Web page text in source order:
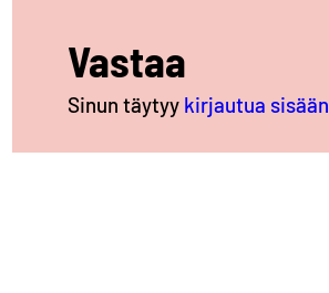
Vastaa
Sinun täytyy kirjautua sisään